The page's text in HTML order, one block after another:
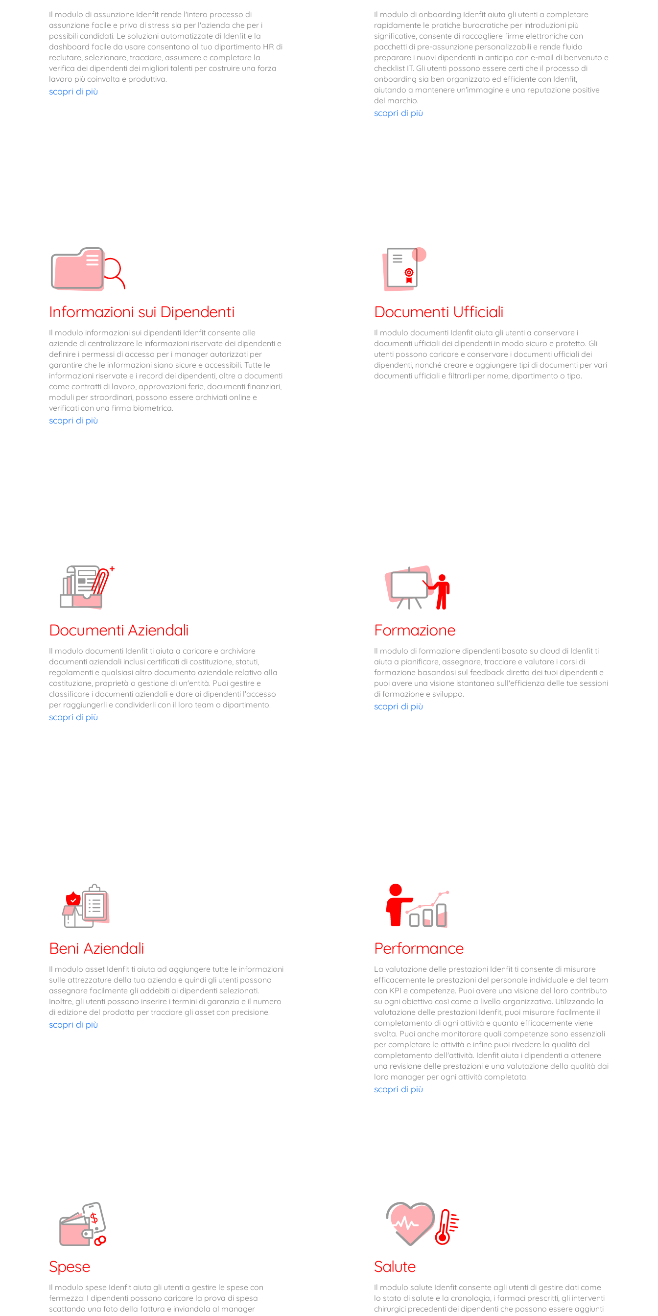
Il modulo di assunzione Idenfit rende l'intero processo di
assunzione facile e privo di stress sia per l'azienda che per i
possibili candidati. Le soluzioni automatizzate di Idenfit e la
dashboard facile da usare consentono al tuo dipartimento HR di
reclutare, selezionare, tracciare, assumere e completare la
verifica dei dipendenti dei migliori talenti per costruire una forza
lavoro più coinvolta e produttiva.
scopri di più
Il modulo di onboarding Idenfit aiuta gli utenti a completare
rapidamente le pratiche burocratiche per introduzioni più
significative, consente di raccogliere firme elettroniche con
pacchetti di pre-assunzione personalizzabili e rende fluido
preparare i nuovi dipendenti in anticipo con e-mail di benvenuto e
checklist IT. Gli utenti possono essere certi che il processo di
onboarding sia ben organizzato ed efficiente con Idenfit,
aiutando a mantenere un'immagine e una reputazione positive
del marchio.
scopri di più
Informazioni sui Dipendenti
Il modulo informazioni sui dipendenti Idenfit consente alle
aziende di centralizzare le informazioni riservate dei dipendenti e
definire i permessi di accesso per i manager autorizzati per
garantire che le informazioni siano sicure e accessibili. Tutte le
informazioni riservate e i record dei dipendenti, oltre a documenti
come contratti di lavoro, approvazioni ferie, documenti finanziari,
moduli per straordinari, possono essere archiviati online e
verificati con una firma biometrica.
scopri di più
Documenti Ufficiali
Il modulo documenti Idenfit aiuta gli utenti a conservare i
documenti ufficiali dei dipendenti in modo sicuro e protetto. Gli
utenti possono caricare e conservare i documenti ufficiali dei
dipendenti, nonché creare e aggiungere tipi di documenti per vari
documenti ufficiali e filtrarli per nome, dipartimento o tipo.
Documenti Aziendali
Il modulo documenti Idenfit ti aiuta a caricare e archiviare
documenti aziendali inclusi certificati di costituzione, statuti,
regolamenti e qualsiasi altro documento aziendale relativo alla
costituzione, proprietà o gestione di un'entità. Puoi gestire e
classificare i documenti aziendali e dare ai dipendenti l'accesso
per raggiungerli e condividerli con il loro team o dipartimento.
scopri di più
Formazione
Il modulo di formazione dipendenti basato su cloud di Idenfit ti
aiuta a pianificare, assegnare, tracciare e valutare i corsi di
formazione basandosi sul feedback diretto dei tuoi dipendenti e
puoi avere una visione istantanea sull'efficienza delle tue sessioni
di formazione e sviluppo.
scopri di più
Beni Aziendali
Il modulo asset Idenfit ti aiuta ad aggiungere tutte le informazioni
sulle attrezzature della tua azienda e quindi gli utenti possono
assegnare facilmente gli addebiti ai dipendenti selezionati.
Inoltre, gli utenti possono inserire i termini di garanzia e il numero
di edizione del prodotto per tracciare gli asset con precisione.
scopri di più
Performance
La valutazione delle prestazioni Idenfit ti consente di misurare
efficacemente le prestazioni del personale individuale e del team
con KPI e competenze. Puoi avere una visione del loro contributo
su ogni obiettivo così come a livello organizzativo. Utilizzando la
valutazione delle prestazioni Idenfit, puoi misurare facilmente il
completamento di ogni attività e quanto efficacemente viene
svolta. Puoi anche monitorare quali competenze sono essenziali
per completare le attività e infine puoi rivedere la qualità del
completamento dell'attività. Idenfit aiuta i dipendenti a ottenere
una revisione delle prestazioni e una valutazione della qualità dai
loro manager per ogni attività completata.
scopri di più
Spese
Il modulo spese Idenfit aiuta gli utenti a gestire le spese con
fermezza! I dipendenti possono caricare la prova di spesa
scattando una foto della fattura e inviandola al manager
Salute
Il modulo salute Idenfit consente agli utenti di gestire dati come
lo stato di salute e la cronologia, i farmaci prescritti, gli interventi
chirurgici precedenti dei dipendenti che possono essere aggiunti